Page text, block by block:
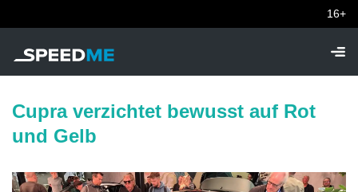
16+
Cupra verzichtet bewusst auf Rot
und Gelb